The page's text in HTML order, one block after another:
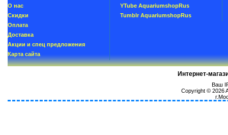
О нас
Скидки
Oплатa
Доставка
Акции и спец предложения
Карта сайта
YTube AquariumshopRus
Tumblr AquariumshopRus
Интернет-
Ваш
Copyright © 2026